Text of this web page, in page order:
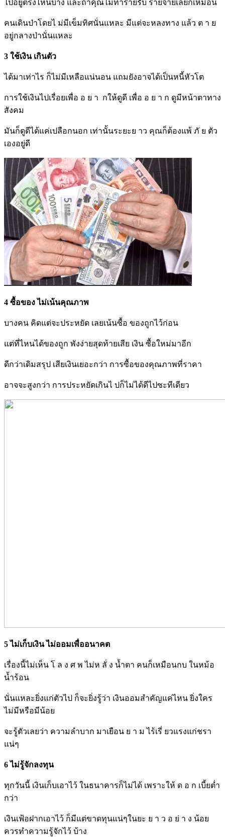
ไปอยู่ตรงไหนบ้าง และถ้าคุณไม่ทำรายรับ รายจ่ายเลยก็เหมือน
คนเดินป่าโดยไ ม่มีเข็มทิศนั่นแหละ มีแต่จะหลงทาง แล้ว ต า ย
อยู่กลางป่านั่นแหละ
3 ใช้เงิน เกินตัว
ได้มาเท่าไร ก็ไม่มีเหลือแน่นอน แถมยังอาจได้เป็นหนี้หัวโต
การใช้เงินไปเรื่อยเพื่อ อ ย า กให้ดูดี เพื่อ อ ย า ก ดูมีหน้าตาทาง
สังคม
มันก็ดูดีได้แค่เปลือกนอก เท่านั้นระยะย าว คุณก็ต้องแพ้ ภั ย ตัว
เองอยู่ดี
4 ซื้อของ ไม่เน้นคุณภาพ
บางคน คิดแต่จะประหยัด เลยเน้นซื้อ ของถูกไว้ก่อน
แต่ที่ไหนได้ของถูก พังง่ายสุดท้ายเสีย เงิน ซื้อใหม่มาอีก
ดีกว่าเดิมสรุป เสียเงินเยอะกว่า การซื้อของคุณภาพที่ราคา
อาจจะสูงกว่า การประหยัดเกินไ ปก็ไม่ได้ดีไปซะทีเดียว
5 ไม่เก็บเงิน ไม่ออมเพื่ออนาคต
เรื่องนี้ไม่เห็น โ ล ง ศ พ ไม่ห ลั่ ง น้ำตา คนก็เหมือนกบ ในหม้อ
น้ำร้อน
นั่นแหละยิ่งแก่ตัวไป ก็จะยิ่งรู้ว่า เงินออมสำคัญแค่ไหน ยิ่งใคร
ไม่มีหรือมีน้อย
จะรู้ตัวเลยว่า ความลำบาก มาเยือน ย า ม ไร้เรี่ ยวแรงแก่ชรา
แน่ๆ
6 ไม่รู้จักลงทุน
ทุกวันนี้ เงินเก็บเอาไว้ ในธนาคารก็ไม่ได้ เพราะให้ ด อ ก เบี้ยต่ำ
กว่า
เงินเฟ้อฝากเอาไว้ ก็มีแต่ขาดทุนแน่ๆในยะ ย า ว อ ย่ า ง น้อย
ควรทำความรู้จักไว้ บ้าง